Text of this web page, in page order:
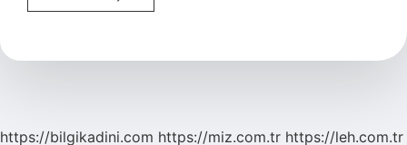
Boy
Kadar
https://bilgikadini.com https://miz.com.tr https://leh.com.tr